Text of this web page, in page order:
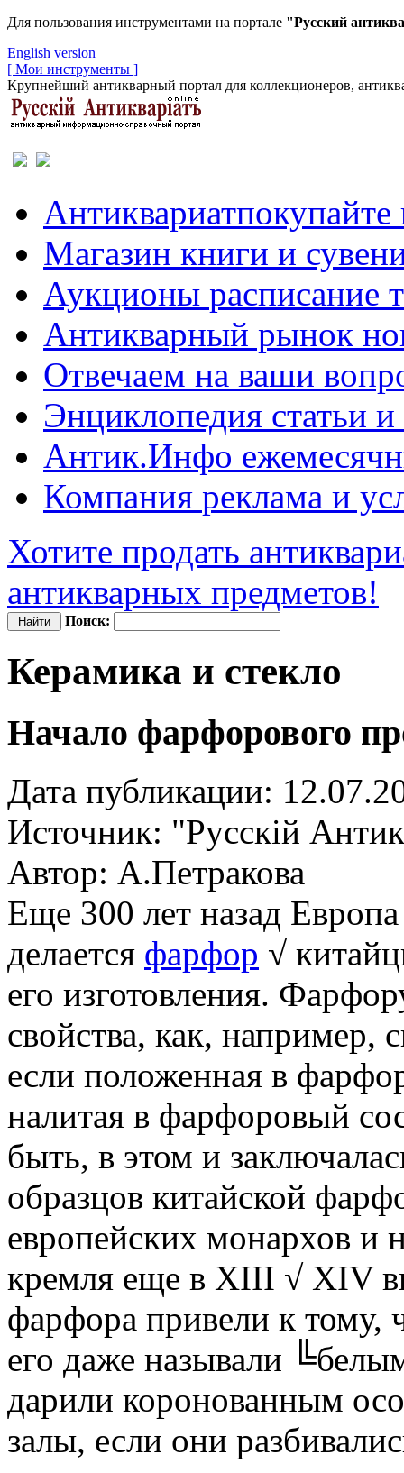
Для пользования инструментами на портале "Русский
English version
[ Мои инструменты ]
Крупнейший антикварный портал для коллекционеров,
Антиквариатпокупайте
Магазин книги и
Аукционы расписание
Антикварный рынок
Отвечаем на ваши
Энциклопедия статьи
Антик.Инфо
Компания реклама и
Хотите продать
антикварных предметов!
Поиск:
Керамика и стекло
Начало фарфорового
Дата публикации:
Источник: "Русскiй
Автор: А.Петракова
Еще 300 лет назад Европа
делается фарфор √
его изготовления.
свойства, как, например,
если положенная в
налитая в фарфоровый
быть, в этом и
образцов китайской
европейских монархов и
кремля еще в XIII √ XIV
фарфора привели к тому,
его даже называли
дарили коронованным
залы, если они